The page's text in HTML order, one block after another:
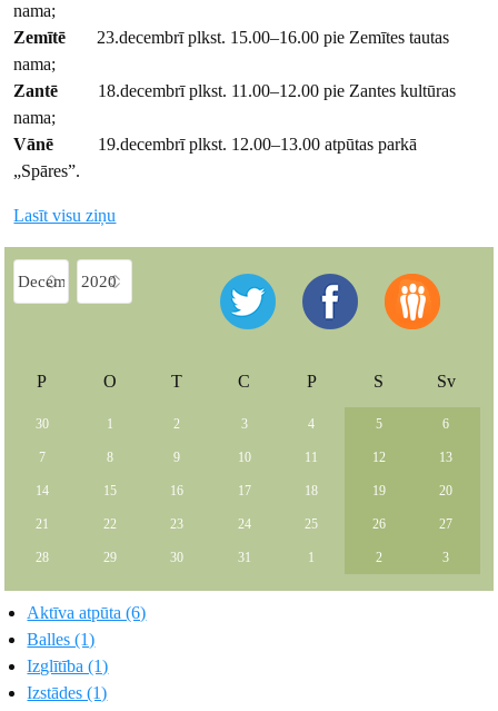
nama;
Zemītē 23.decembrī plkst. 15.00–16.00 pie Zemītes tautas
nama;
Zantē 18.decembrī plkst. 11.00–12.00 pie Zantes kultūras
nama;
Vānē
19.decembrī plkst. 12.00–13.00 atpūtas parkā
„Spāres”.
Lasīt visu ziņu
P O T C P S Sv
30 1 2 3 4 5 6
7 8 9 10 11 12 13
14 15 16 17 18 19 20
21 22 23 24 25 26 27
28 29 30 31 1 2 3
Aktīva atpūta (6)
Balles (1)
Izglītība (1)
Izstādes (1)